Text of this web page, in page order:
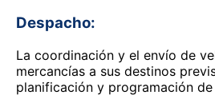
Despacho:
La coordinación y el envío de
mercancías a sus destinos
planificación y programación de